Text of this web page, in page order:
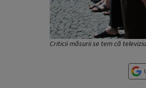
Criticii măsurii se tem că